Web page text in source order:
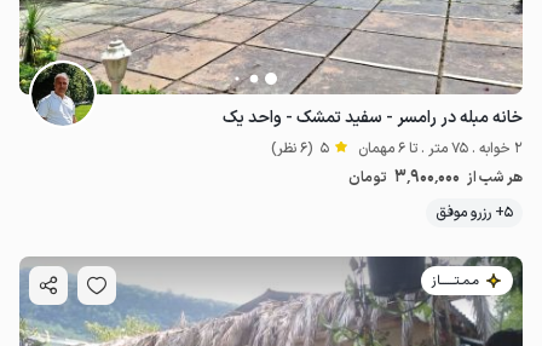
خانه مبله در رامسر - سفید تمشک - واحد یک
2 خوابه . 75 متر . تا 6 مهمان 5 (6 نظر)
هر شب از 3٬900٬000 تومان
5+ رزرو موفق
مـمـتــــــاز